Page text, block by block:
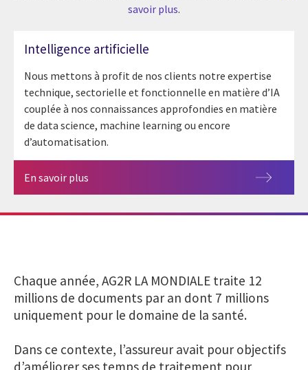
savoir plus.
Intelligence artificielle
Nous mettons à profit de nos clients notre expertise
technique, sectorielle et fonctionnelle en matière d’IA
couplée à nos connaissances approfondies en matière
de data science, machine learning ou encore
d’automatisation.
En savoir plus
Chaque année, AG2R LA MONDIALE traite 12
millions de documents par an dont 7 millions
uniquement pour le domaine de la santé.
Dans ce contexte, l’assureur avait pour objectifs
d’améliorer ses temps de traitement pour